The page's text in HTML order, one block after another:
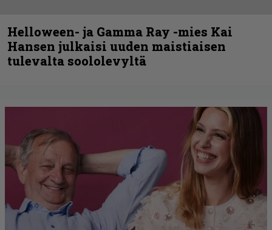
Helloween- ja Gamma Ray -mies Kai
Hansen julkaisi uuden maistiaisen
tulevalta soololevyltä